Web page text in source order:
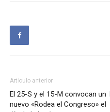
Artículo anterior
El 25-S y el 15-M convocan un
nuevo «Rodea el Congreso» el